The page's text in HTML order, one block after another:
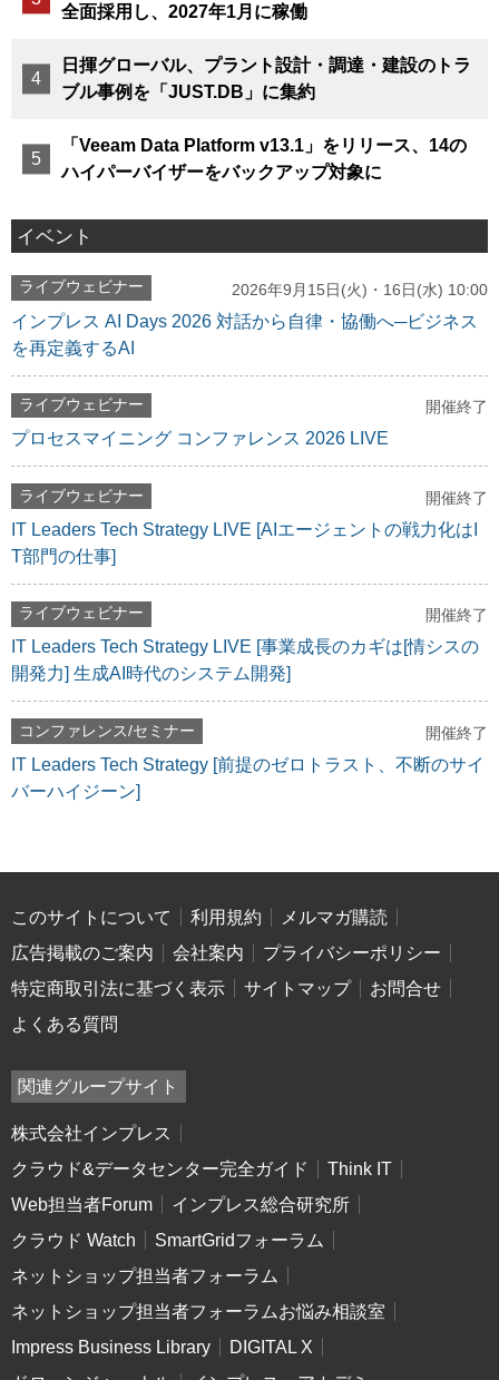
全面採用し、2027年1月に稼働
日揮グローバル、プラント設計・調達・建設のトラ
ブル事例を「JUST.DB」に集約
「Veeam Data Platform v13.1」をリリース、14の
ハイパーバイザーをバックアップ対象に
イベント
ライブウェビナー 2026年9月15日(火)・16日(水) 10:00
インプレス AI Days 2026 対話から自律・協働へ─ビジネス
を再定義するAI
ライブウェビナー 開催終了
プロセスマイニング コンファレンス 2026 LIVE
ライブウェビナー 開催終了
IT Leaders Tech Strategy LIVE [AIエージェントの戦力化はI
T部門の仕事]
ライブウェビナー 開催終了
IT Leaders Tech Strategy LIVE [事業成長のカギは[情シスの
開発力] 生成AI時代のシステム開発]
コンファレンス/セミナー 開催終了
IT Leaders Tech Strategy [前提のゼロトラスト、不断のサイ
バーハイジーン]
このサイトについて 利用規約
メルマガ購読
広告掲載のご案内
会社案内
プライバシーポリシー
特定商取引法に基づく表示
サイトマップ
お問合せ
よくある質問
関連グループサイト
株式会社インプレス
クラウド&データセンター完全ガイド
Think IT
Web担当者Forum
インプレス総合研究所
クラウド Watch
SmartGridフォーラム
ネットショップ担当者フォーラム
ネットショップ担当者フォーラムお悩み相談室
Impress Business Library
DIGITAL X